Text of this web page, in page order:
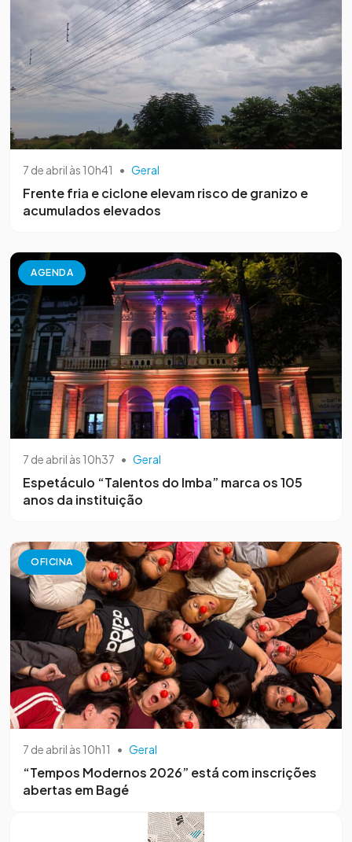
7 de abril às 10h41 • Geral
Frente fria e ciclone elevam risco de granizo e
acumulados elevados
AGENDA
7 de abril às 10h37 • Geral
Espetáculo “Talentos do Imba” marca os 105
anos da instituição
OFICINA
7 de abril às 10h11 • Geral
“Tempos Modernos 2026” está com inscrições
abertas em Bagé